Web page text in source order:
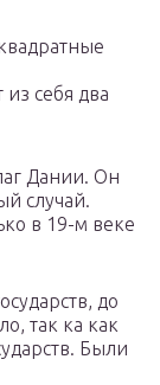
из себя два
Дании. Он
случай.
в 19-м веке
до
так ка как
Были